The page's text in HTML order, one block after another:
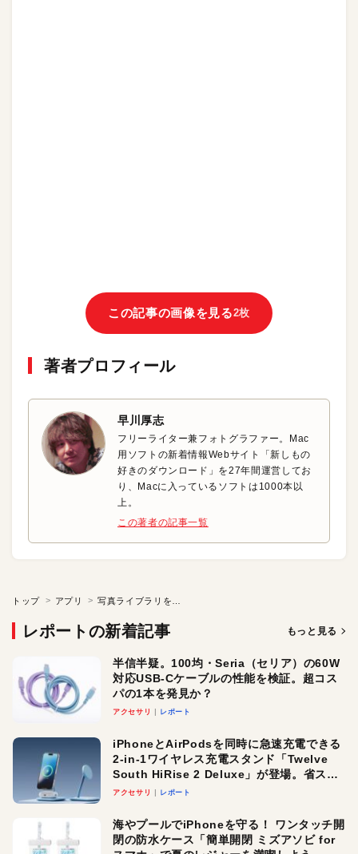
この記事の画像を見る2枚
著者プロフィール
早川厚志
フリーライター兼フォトグラファー。Mac
用ソフトの新着情報Webサイト「新しもの
好きのダウンロード」を27年間運営してお
り、Macに入っているソフトは1000本以
上。
この著者の記事一覧
トップ アプリ
レポートの新着記事 もっと見る
半信半疑。100均・Seria（セリア）の60W
対応USB-Cケーブルの性能を検証。超コス
パの1本を発見か？
アクセサリ レポート
iPhoneとAirPodsを同時に急速充電できる
2-in-1ワイヤレス充電スタンド「Twelve
South HiRise 2 Deluxe」が登場。省スペ
ースでおしゃれに充電したい人にオスス
アクセサリ レポート
海やプールでiPhoneを守る！ ワンタッチ開
閉の防水ケース「簡単開閉 ミズアソビ for